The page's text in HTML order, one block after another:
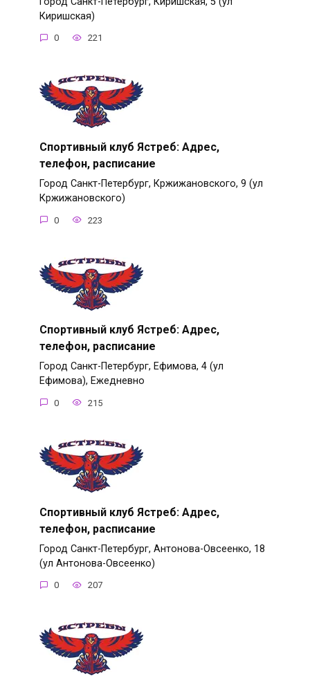
Киришская)
0 221
Спортивный клуб Ястреб: Адрес,
телефон, расписание
Город Санкт-Петербург, Кржижановского, 9 (ул
Кржижановского)
0 223
Спортивный клуб Ястреб: Адрес,
телефон, расписание
Город Санкт-Петербург, Ефимова, 4 (ул
Ефимова), Ежедневно
0 215
Спортивный клуб Ястреб: Адрес,
телефон, расписание
Город Санкт-Петербург, Антонова-Овсеенко, 18
(ул Антонова-Овсеенко)
0 207